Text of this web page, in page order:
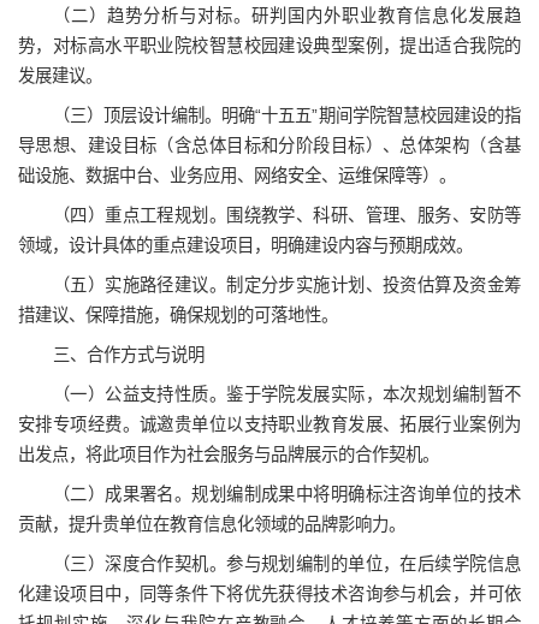
（二）趋势分析与对标。研判国内外职业教育信息化发展趋
势，对标高水平职业院校智慧校园建设典型案例，提出适合我院的
发展建议。
（三）顶层设计编制。明确“十五五”期间学院智慧校园建设的指
导思想、建设目标（含总体目标和分阶段目标）、总体架构（含基
础设施、数据中台、业务应用、网络安全、运维保障等）。
（四）重点工程规划。围绕教学、科研、管理、服务、安防等
领域，设计具体的重点建设项目，明确建设内容与预期成效。
（五）实施路径建议。制定分步实施计划、投资估算及资金筹
措建议、保障措施，确保规划的可落地性。
三、合作方式与说明
（一）公益支持性质。鉴于学院发展实际，本次规划编制暂不
安排专项经费。诚邀贵单位以支持职业教育发展、拓展行业案例为
出发点，将此项目作为社会服务与品牌展示的合作契机。
（二）成果署名。规划编制成果中将明确标注咨询单位的技术
贡献，提升贵单位在教育信息化领域的品牌影响力。
（三）深度合作契机。参与规划编制的单位，在后续学院信息
化建设项目中，同等条件下将优先获得技术咨询参与机会，并可依